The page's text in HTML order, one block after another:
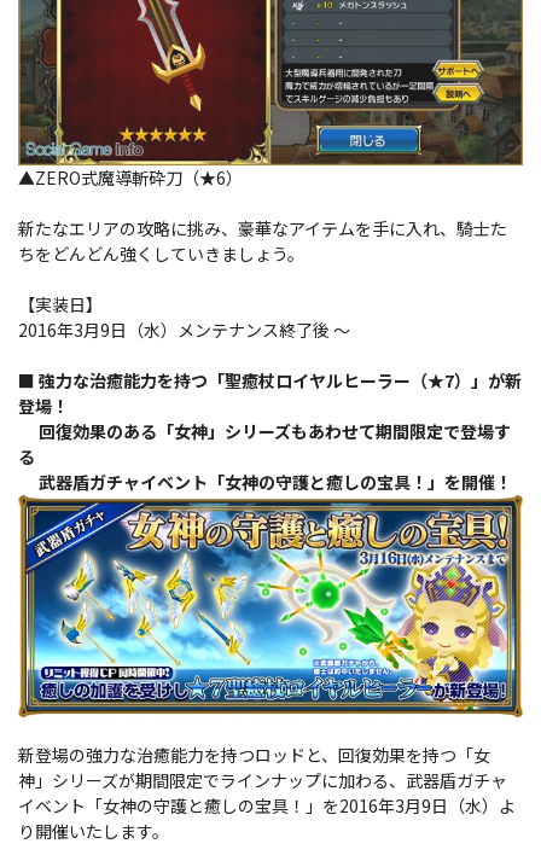
▲ZERO式魔導斬砕刀（★6）
新たなエリアの攻略に挑み、豪華なアイテムを手に入れ、騎士た
ちをどんどん強くしていきましょう。
【実装日】
2016年3月9日（水）メンテナンス終了後 ～
■ 強力な治癒能力を持つ「聖癒杖ロイヤルヒーラー（★7）」が新
登場！
回復効果のある「女神」シリーズもあわせて期間限定で登場す
る
武器盾ガチャイベント「女神の守護と癒しの宝具！」を開催！
新登場の強力な治癒能力を持つロッドと、回復効果を持つ「女
神」シリーズが期間限定でラインナップに加わる、武器盾ガチャ
イベント「女神の守護と癒しの宝具！」を2016年3月9日（水）よ
り開催いたします。